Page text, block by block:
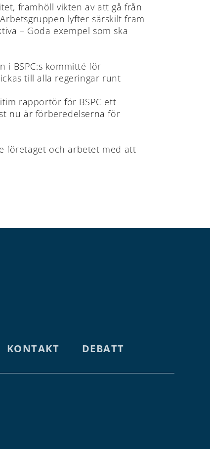
framhöll vikten av att gå från
lyfter särskilt fram
– Goda exempel som ska
i BSPC:s kommitté för
till alla regeringar runt
rapportör för BSPC ett
nu är förberedelserna för
företaget och arbetet med att
KONTAKT DEBATT